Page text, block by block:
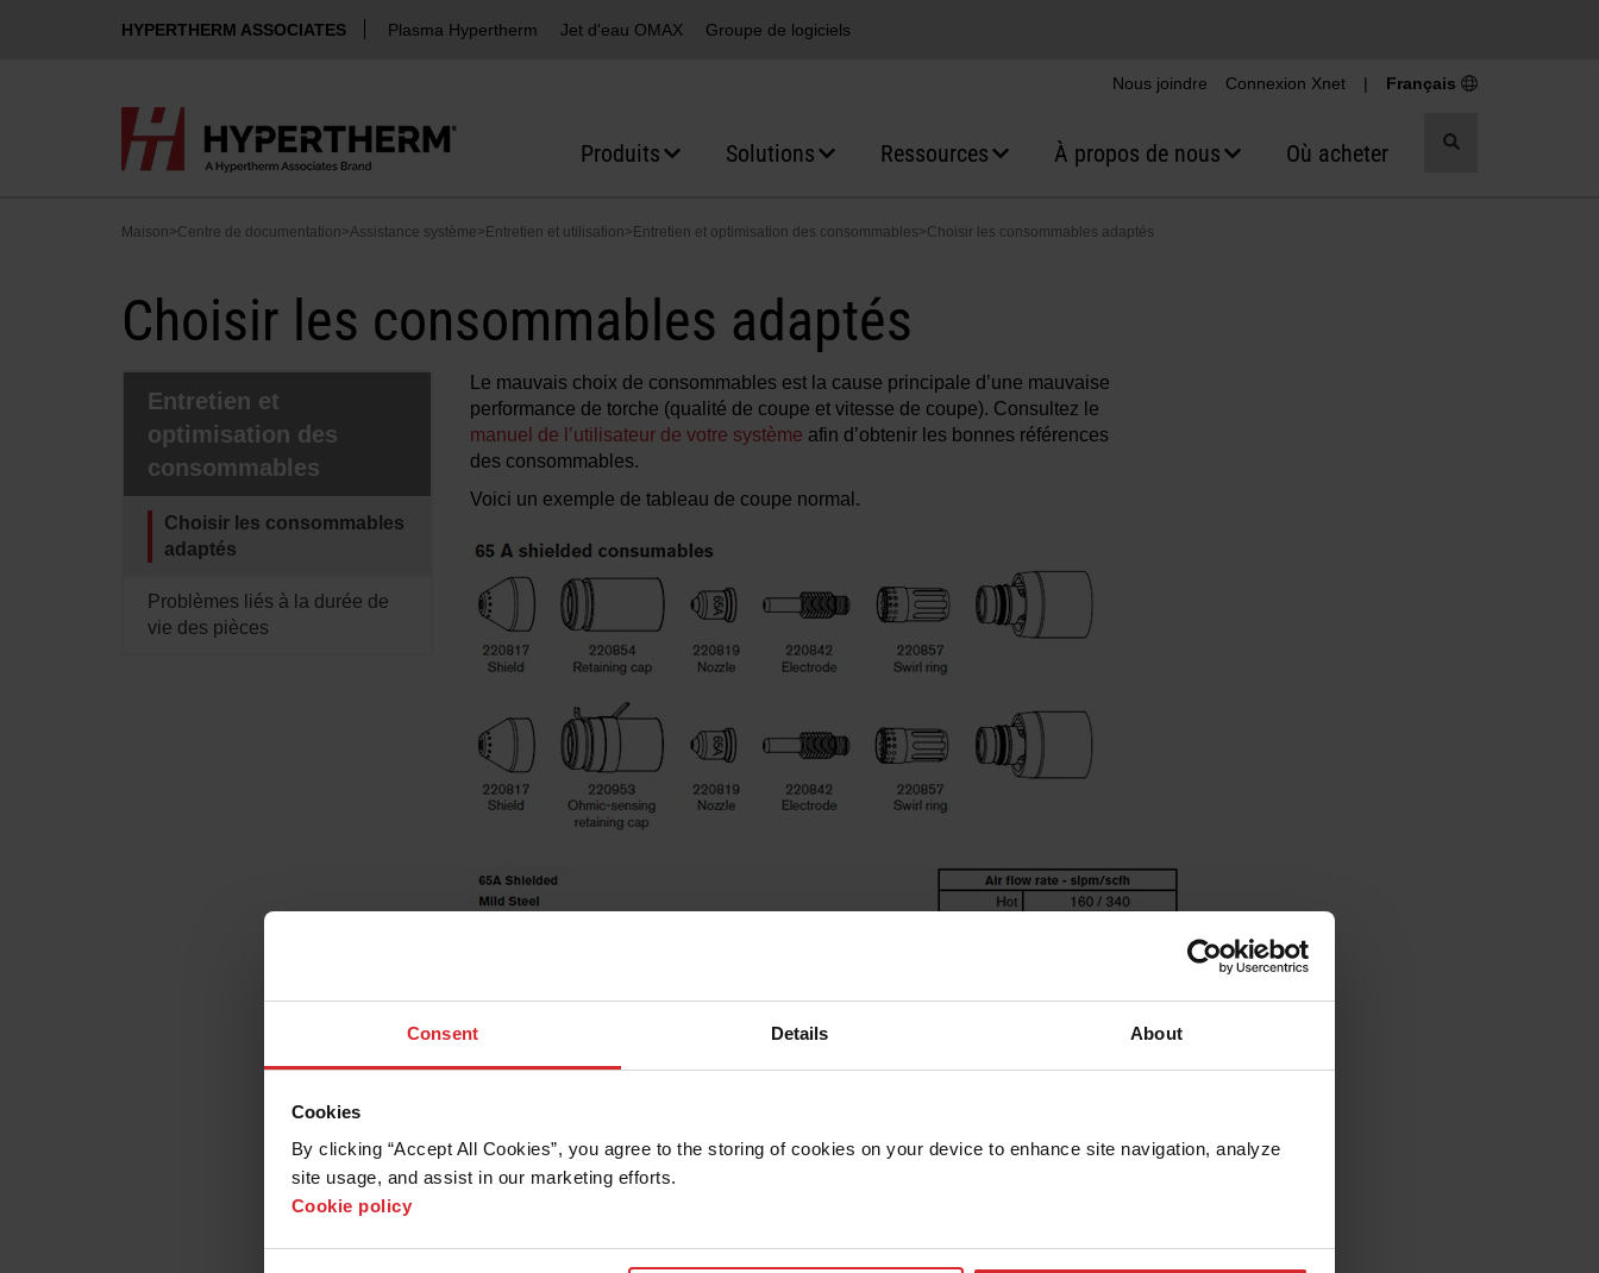
Consent Details About
Cookies
By clicking “Accept All Cookies”, you agree to the storing of cookies on your device to enhance site navigation, analyze
site usage, and assist in our marketing efforts.
Cookie policy
HYPERTHERM ASSOCIATES Plasma Hypertherm Jet d'eau OMAX Groupe de logiciels
Nous joindre Connexion Xnet | Français
Produits Solutions Ressources À propos de nous Où acheter
Recherche
Maison>Centre de documentation>Assistance système> Entretien et utilisation> Entretien et optimisation des consommables>Choisir les consommables adaptés
Choisir les consommables adaptés
Entretien et
optimisation des
consommables
Choisir les consommables
adaptés
Problèmes liés à la durée de
vie des pièces
Le mauvais choix de consommables est la cause principale d’une mauvaise
performance de torche (qualité de coupe et vitesse de coupe). Consultez le
manuel de l’utilisateur de votre système afin d’obtenir les bonnes références
des consommables.
Voici un exemple de tableau de coupe normal.